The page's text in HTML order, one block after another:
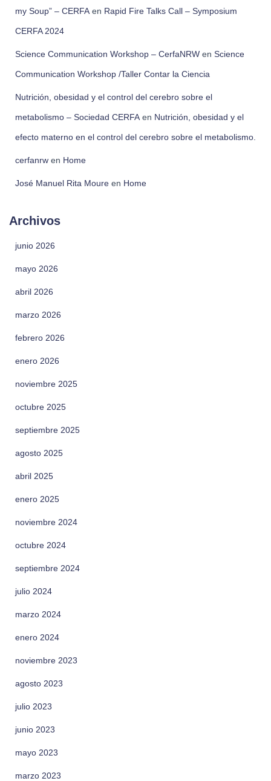
my Soup” – CERFA en Rapid Fire Talks Call – Symposium
CERFA 2024
Science Communication Workshop – CerfaNRW en Science
Communication Workshop /Taller Contar la Ciencia
Nutrición, obesidad y el control del cerebro sobre el
metabolismo – Sociedad CERFA en Nutrición, obesidad y el
efecto materno en el control del cerebro sobre el metabolismo.
cerfanrw en Home
José Manuel Rita Moure en Home
Archivos
junio 2026
mayo 2026
abril 2026
marzo 2026
febrero 2026
enero 2026
noviembre 2025
octubre 2025
septiembre 2025
agosto 2025
abril 2025
enero 2025
noviembre 2024
octubre 2024
septiembre 2024
julio 2024
marzo 2024
enero 2024
noviembre 2023
agosto 2023
julio 2023
junio 2023
mayo 2023
marzo 2023